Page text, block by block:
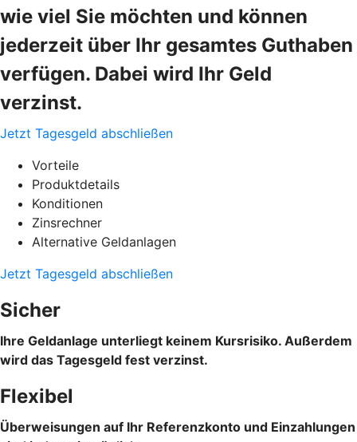
wie viel Sie möchten und können
jederzeit über Ihr gesamtes Guthaben
verfügen. Dabei wird Ihr Geld
verzinst.
Jetzt Tagesgeld abschließen
Vorteile
Produktdetails
Konditionen
Zinsrechner
Alternative Geldanlagen
Jetzt Tagesgeld abschließen
Sicher
Ihre Geldanlage unterliegt keinem Kursrisiko. Außerdem
wird das Tagesgeld fest verzinst.
Flexibel
Überweisungen auf Ihr Referenzkonto und Einzahlungen